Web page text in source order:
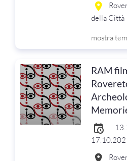
della Città
mostra
RAM